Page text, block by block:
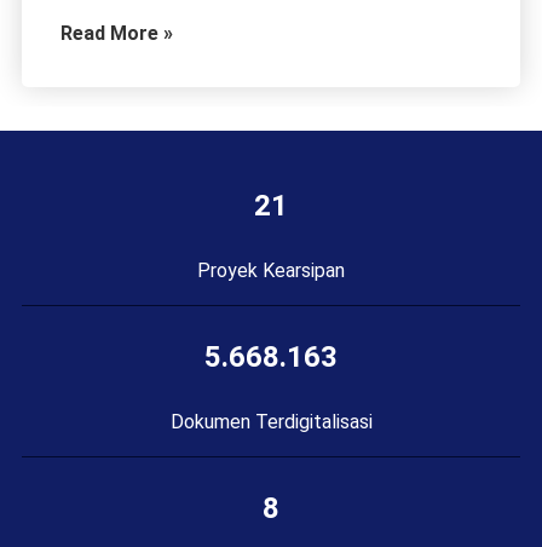
Read More »
21
Proyek Kearsipan
5.668.163
Dokumen Terdigitalisasi
8